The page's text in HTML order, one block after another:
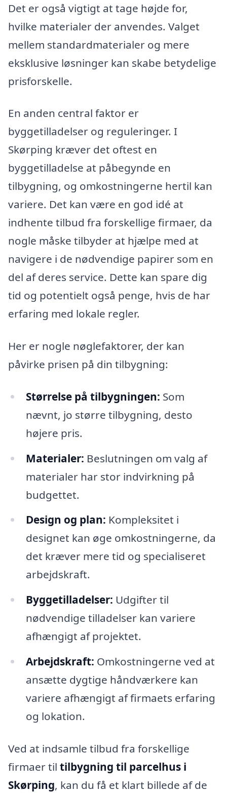
Det er også vigtigt at tage højde for,
hvilke materialer der anvendes. Valget
mellem standardmaterialer og mere
eksklusive løsninger kan skabe betydelige
prisforskelle.
En anden central faktor er
byggetilladelser og reguleringer. I
Skørping kræver det oftest en
byggetilladelse at påbegynde en
tilbygning, og omkostningerne hertil kan
variere. Det kan være en god idé at
indhente tilbud fra forskellige firmaer, da
nogle måske tilbyder at hjælpe med at
navigere i de nødvendige papirer som en
del af deres service. Dette kan spare dig
tid og potentielt også penge, hvis de har
erfaring med lokale regler.
Her er nogle nøglefaktorer, der kan
påvirke prisen på din tilbygning:
Størrelse på tilbygningen: Som
nævnt, jo større tilbygning, desto
højere pris.
Materialer: Beslutningen om valg af
materialer har stor indvirkning på
budgettet.
Design og plan: Kompleksitet i
designet kan øge omkostningerne, da
det kræver mere tid og specialiseret
arbejdskraft.
Byggetilladelser: Udgifter til
nødvendige tilladelser kan variere
afhængigt af projektet.
Arbejdskraft: Omkostningerne ved at
ansætte dygtige håndværkere kan
variere afhængigt af firmaets erfaring
og lokation.
Ved at indsamle tilbud fra forskellige
firmaer til tilbygning til parcelhus i
Skørping, kan du få et klart billede af de